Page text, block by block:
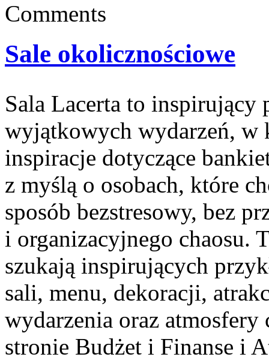
Comments
Sale okolicznościowe
Sala Lacerta to
wyjątkowych wydarzeń, w
inspiracje dotyczące
z myślą o osobach, które
sposób bezstresowy, bez
i organizacyjnego chaosu.
szukają inspirujących
sali, menu, dekoracji,
wydarzenia oraz atmosfery
stronie Budżet i Finanse i